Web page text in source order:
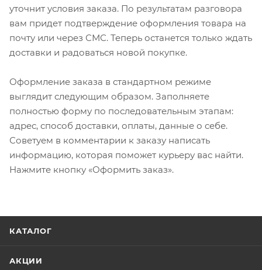
уточнит условия заказа. По результатам разговора
вам придет подтверждение оформления товара на
почту или через СМС. Теперь останется только ждать
доставки и радоваться новой покупке.
Оформление заказа в стандартном режиме
выглядит следующим образом. Заполняете
полностью форму по последовательным этапам:
адрес, способ доставки, оплаты, данные о себе.
Советуем в комментарии к заказу написать
информацию, которая поможет курьеру вас найти.
Нажмите кнопку «Оформить заказ».
КАТАЛОГ
АКЦИИ